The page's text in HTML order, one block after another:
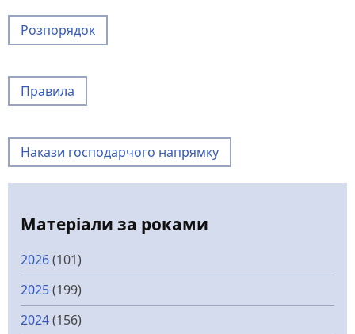
Розпорядок
Правила
Накази господарчого напрямку
Матеріали за роками
2026(101)
2025(199)
2024(156)